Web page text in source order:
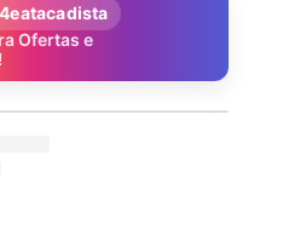
Ofertas e